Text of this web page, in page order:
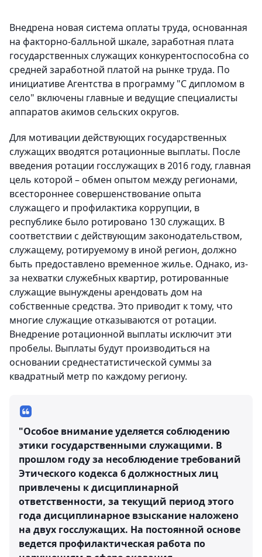
Внедрена новая система оплаты труда, основанная
на факторно-балльной шкале, заработная плата
государственных служащих конкурентоспособна со
средней заработной платой на рынке труда. По
инициативе Агентства в программу "С дипломом в
село" включены главные и ведущие специалисты
аппаратов акимов сельских округов.
Для мотивации действующих государственных
служащих вводятся ротационные выплаты. После
введения ротации госслужащих в 2016 году, главная
цель которой – обмен опытом между регионами,
всестороннее совершенствование опыта
служащего и профилактика коррупции, в
республике было ротировано 130 служащих. В
соответствии с действующим законодательством,
служащему, ротируемому в иной регион, должно
быть предоставлено временное жилье. Однако, из-
за нехватки служебных квартир, ротированные
служащие вынуждены арендовать дом на
собственные средства. Это приводит к тому, что
многие служащие отказываются от ротации.
Внедрение ротационной выплаты исключит эти
пробелы. Выплаты будут производиться на
основании среднестатистической суммы за
квадратный метр по каждому региону.
"Особое внимание уделяется соблюдению
этики государственными служащими. В
прошлом году за несоблюдение требований
Этического кодекса 6 должностных лиц
привлечены к дисциплинарной
ответственности, за текущий период этого
года дисциплинарное взыскание наложено
на двух госслужащих. На постоянной основе
ведется профилактическая работа по